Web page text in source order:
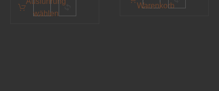
wählen
Warenkorb